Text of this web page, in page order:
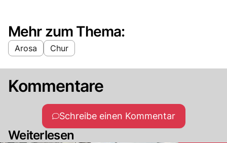
Mehr zum Thema:
Arosa Chur
Kommentare
Schreibe einen Kommentar
Weiterlesen